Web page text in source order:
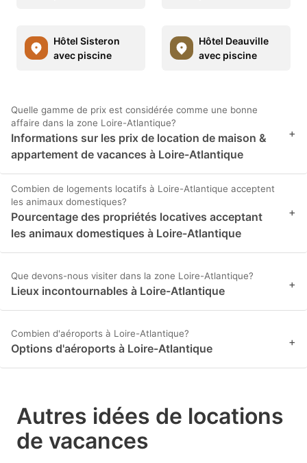
Hôtel Sisteron
avec piscine
Hôtel Deauville
avec piscine
Quelle gamme de prix est considérée comme une bonne
affaire dans la zone Loire-Atlantique?
Informations sur les prix de location de maison &
appartement de vacances à Loire-Atlantique
+
Combien de logements locatifs à Loire-Atlantique acceptent
les animaux domestiques?
Pourcentage des propriétés locatives acceptant
les animaux domestiques à Loire-Atlantique
+
Que devons-nous visiter dans la zone Loire-Atlantique?
Lieux incontournables à Loire-Atlantique +
Combien d'aéroports à Loire-Atlantique?
Options d'aéroports à Loire-Atlantique +
Autres idées de locations
de vacances